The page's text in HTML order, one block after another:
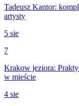
Tadeusz Kantor:
artysty
5 sie
7
Krakow jeziora:
w mieście
4 sie